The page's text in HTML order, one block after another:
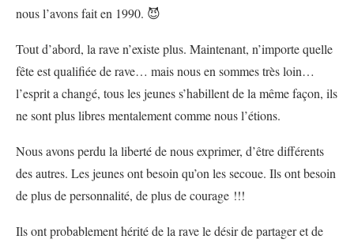
nous l’avons fait en 1990. 😈
Tout d’abord, la rave n’existe plus. Maintenant, n’importe quelle
fête est qualifiée de rave… mais nous en sommes très loin…
l’esprit a changé, tous les jeunes s’habillent de la même façon, ils
ne sont plus libres mentalement comme nous l’étions.
Nous avons perdu la liberté de nous exprimer, d’être différents
des autres. Les jeunes ont besoin qu’on les secoue. Ils ont besoin
de plus de personnalité, de plus de courage !!!
Ils ont probablement hérité de la rave le désir de partager et de